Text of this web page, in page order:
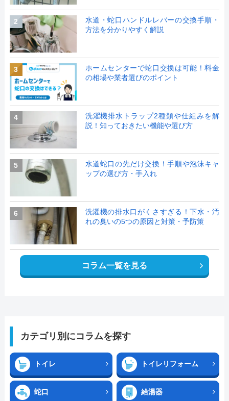
2
水道・蛇口ハンドルレバーの交換手順・
方法を分かりやすく解説
3
ホームセンターで蛇口交換は可能！料金
の相場や業者選びのポイント
4
洗濯機排水トラップ2種類や仕組みを解
説！知っておきたい機能や選び方
5
水道蛇口の先だけ交換！手順や泡沫キャ
ップの選び方・手入れ
6
洗濯機の排水口がくさすぎる！下水・汚
れの臭いの5つの原因と対策・予防策
コラム一覧を見る
カテゴリ別にコラムを探す
トイレ トイレリフォーム
蛇口 給湯器